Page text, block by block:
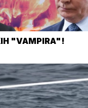
"VAMPIRA"!